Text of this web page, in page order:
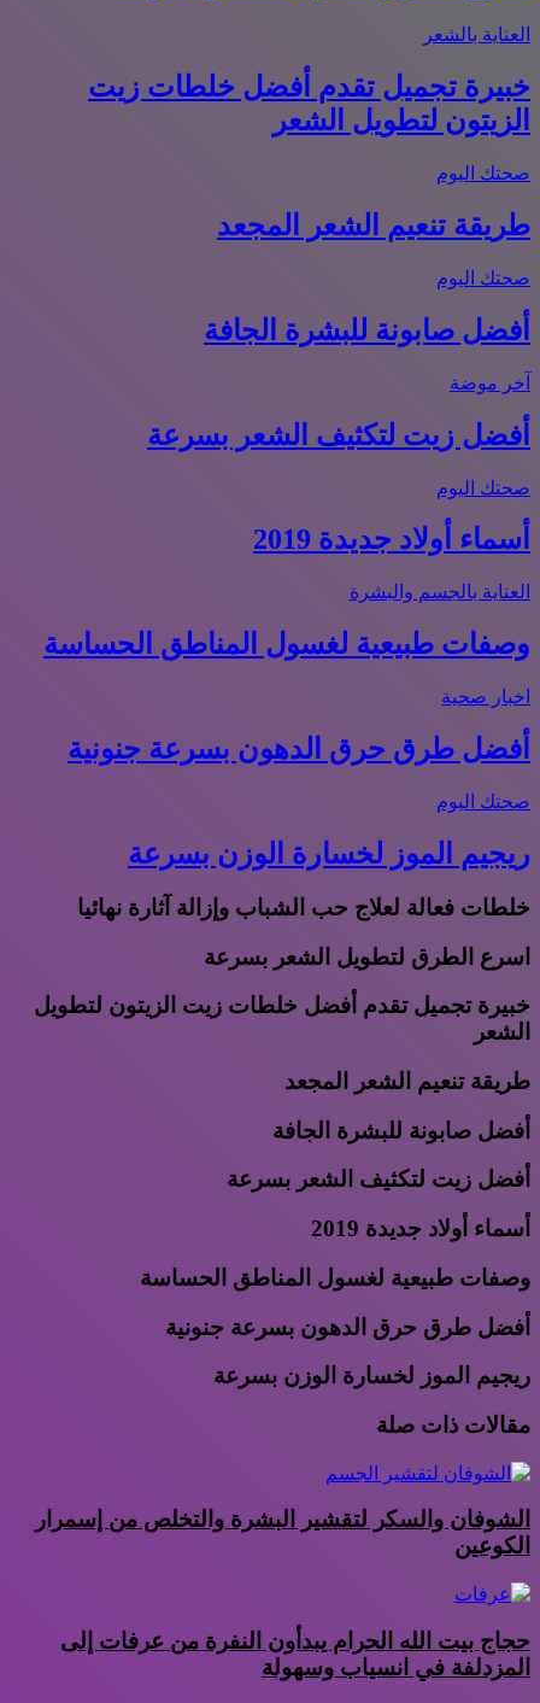
العناية بالشعر
خبيرة تجميل تقدم أفضل خلطات زيت
الزيتون لتطويل الشعر
صحتك اليوم
طريقة تنعيم الشعر المجعد
صحتك اليوم
أفضل صابونة للبشرة الجافة
آخر موضة
أفضل زيت لتكثيف الشعر بسرعة
صحتك اليوم
أسماء أولاد جديدة 2019
العناية بالجسم والبشرة
وصفات طبيعية لغسول المناطق الحساسة
اخبار صحية
أفضل طرق حرق الدهون بسرعة جنونية
صحتك اليوم
ريجيم الموز لخسارة الوزن بسرعة
خلطات فعالة لعلاج حب الشباب وإزالة آثارة نهائيا
اسرع الطرق لتطويل الشعر بسرعة
خبيرة تجميل تقدم أفضل خلطات زيت الزيتون لتطويل
الشعر
طريقة تنعيم الشعر المجعد
أفضل صابونة للبشرة الجافة
أفضل زيت لتكثيف الشعر بسرعة
أسماء أولاد جديدة 2019
وصفات طبيعية لغسول المناطق الحساسة
أفضل طرق حرق الدهون بسرعة جنونية
ريجيم الموز لخسارة الوزن بسرعة
مقالات ذات صلة
الشوفان والسكر لتقشير البشرة والتخلص من إسمرار
الكوعين
حجاج بيت الله الحرام يبدأون النفرة من عرفات إلى
المزدلفة في انسياب وسهولة